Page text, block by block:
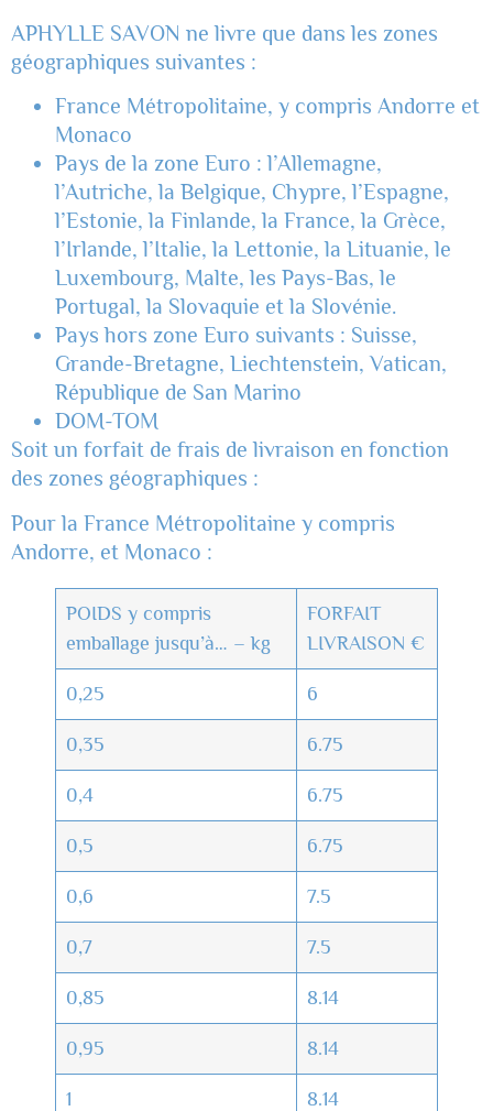
APHYLLE SAVON ne livre que dans les zones
géographiques suivantes :
France Métropolitaine, y compris Andorre et
Monaco
Pays de la zone Euro : l’Allemagne,
l’Autriche, la Belgique, Chypre, l’Espagne,
l’Estonie, la Finlande, la France, la Grèce,
l’Irlande, l’Italie, la Lettonie, la Lituanie, le
Luxembourg, Malte, les Pays-Bas, le
Portugal, la Slovaquie et la Slovénie.
Pays hors zone Euro suivants : Suisse,
Grande-Bretagne, Liechtenstein, Vatican,
République de San Marino
DOM-TOM
Soit un forfait de frais de livraison en fonction
des zones géographiques :
Pour la France Métropolitaine y compris
Andorre, et Monaco :
POIDS y compris
emballage jusqu’à… – kg
FORFAIT
LIVRAISON €
0,25 6
0,35 6.75
0,4 6.75
0,5 6.75
0,6 7.5
0,7 7.5
0,85 8.14
0,95 8.14
1 8.14